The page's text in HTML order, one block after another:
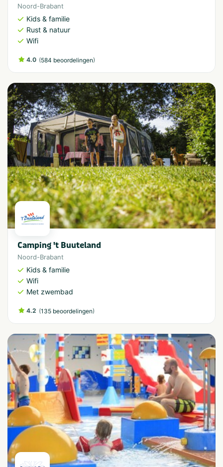
Noord-Brabant
Kids & familie
Rust & natuur
Wifi
4.0 (584 beoordelingen)
Camping 't Buuteland
Noord-Brabant
Kids & familie
Wifi
Met zwembad
4.2 (135 beoordelingen)